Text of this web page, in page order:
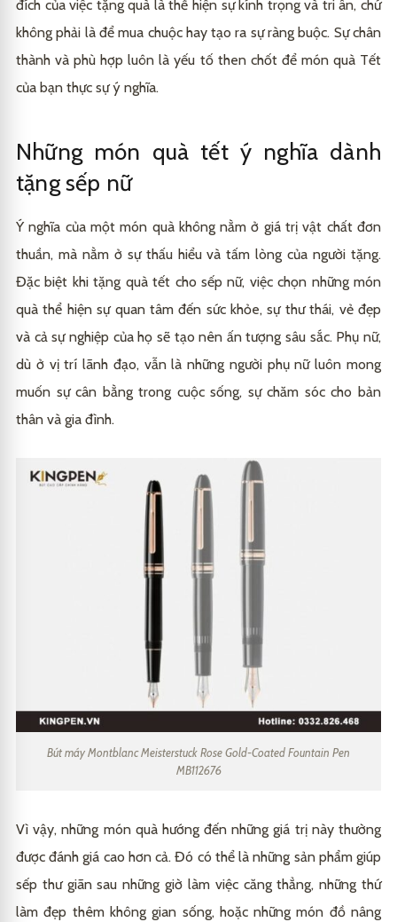
đích của việc tặng quà là thể hiện sự kính trọng và tri ân, chứ
không phải là để mua chuộc hay tạo ra sự ràng buộc. Sự chân
thành và phù hợp luôn là yếu tố then chốt để món quà Tết
của bạn thực sự ý nghĩa.
Những món quà tết ý nghĩa dành
tặng sếp nữ
Ý nghĩa của một món quà không nằm ở giá trị vật chất đơn
thuần, mà nằm ở sự thấu hiểu và tấm lòng của người tặng.
Đặc biệt khi tặng quà tết cho sếp nữ, việc chọn những món
quà thể hiện sự quan tâm đến sức khỏe, sự thư thái, vẻ đẹp
và cả sự nghiệp của họ sẽ tạo nên ấn tượng sâu sắc. Phụ nữ,
dù ở vị trí lãnh đạo, vẫn là những người phụ nữ luôn mong
muốn sự cân bằng trong cuộc sống, sự chăm sóc cho bản
thân và gia đình.
Bút máy Montblanc Meisterstuck Rose Gold-Coated Fountain Pen
MB112676
Vì vậy, những món quà hướng đến những giá trị này thường
được đánh giá cao hơn cả. Đó có thể là những sản phẩm giúp
sếp thư giãn sau những giờ làm việc căng thẳng, những thứ
làm đẹp thêm không gian sống, hoặc những món đồ nâng